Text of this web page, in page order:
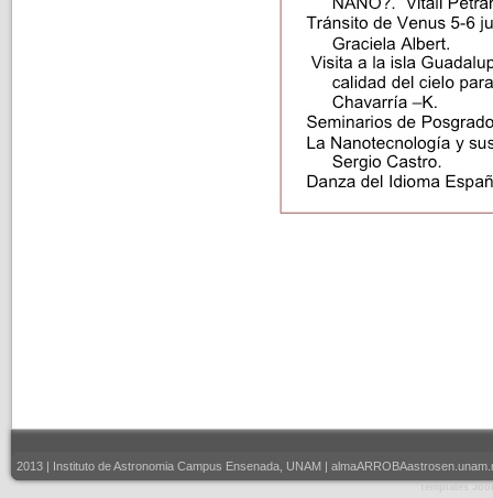
2013 | Instituto de Astronomia Campus Ensenada, UNAM |
Templates